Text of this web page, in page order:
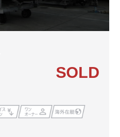
SOLD